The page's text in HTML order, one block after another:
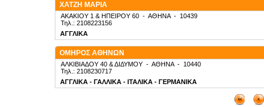
ΧΑΤΖΗ ΜΑΡΙΑ
ΑΚΑΚΙΟΥ 1 & ΗΠΕΙΡΟΥ 60 - ΑΘΗΝΑ- 10439
Τηλ.: 2108223156
ΑΓΓΛΙΚΑ
ΟΜΗΡΟΣ ΑΘΗΝΩΝ
ΑΛΚΙΒΙΑΔΟΥ 40 & ΔΙΔΥΜΟΥ - ΑΘΗΝΑ- 10440
Τηλ.: 2108230717
ΑΓΓΛΙΚΑ - ΓΑΛΛΙΚΑ - ΙΤΑΛΙΚΑ - ΓΕΡΜΑΝΙΚΑ